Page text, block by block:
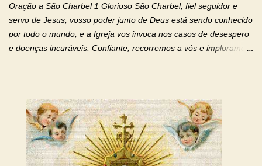
Filho, que foi crucificado, permite que, pelos méritos e exemplos
de te...
Oração a São Charbel 1 Glorioso São Charbel, fiel seguidor e
servo de Jesus, vosso poder junto de Deus está sendo conhecido
por todo o mundo, e a Igreja vos invoca nos casos de desespero
e doenças incuráveis. Confiante, recorremos a vós e imploramos
Queremos sempre lembrar-nos deste favor, da vossa intercessão
e invocar-vos como nosso patrono, para maior glória de Deus e o
bem de nossas almas. São Charbel! Rogai por Nós e por todos
aqueles que invocam o vosso nome e auxílio. Amén. Oração 2 Ó
Deus, admirável em Vossos Santos, Vós que inspirastes a São